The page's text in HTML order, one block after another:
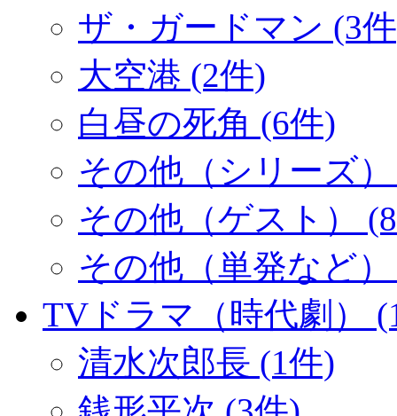
ザ・ガードマン (3
大空港 (2件)
白昼の死角 (6件)
その他（シリーズ
その他（ゲスト）
その他（単発など
TVドラマ（時代劇）
清水次郎長 (1件)